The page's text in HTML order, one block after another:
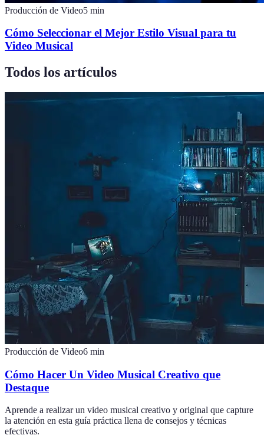
Producción de Video5 min
Cómo Seleccionar el Mejor Estilo Visual para tu
Video Musical
Todos los artículos
Producción de Video6 min
Cómo Hacer Un Video Musical Creativo que
Destaque
Aprende a realizar un video musical creativo y original que capture
la atención en esta guía práctica llena de consejos y técnicas
efectivas.